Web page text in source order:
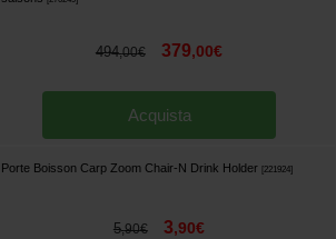
494,00€ 379,00€
Acquista
Porte Boisson Carp Zoom Chair-N Drink Holder 221924]
5,90€ 3,90€